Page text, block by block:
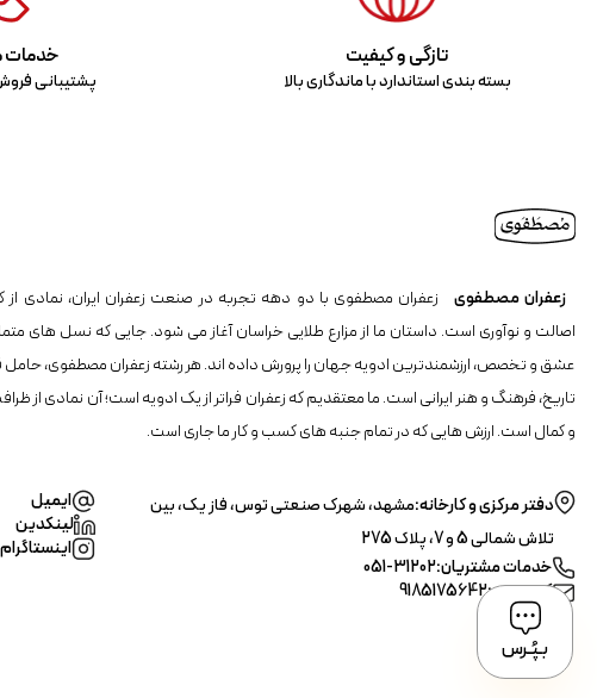
تازگی و کیفیت
بسته بندی استاندارد با ماندگاری بالا
خدمات
پشتیبانی
زعفران مصطفوی
زعفران مصطفوی با دو دهه تجربه در صنعت زعفران ایران، نمادی از
اصالت و نوآوری است. داستان ما از مزارع طلایی خراسان آغاز می شود. جایی که نسل های
عشق و تخصص، ارزشمندترین ادویه جهان را پرورش داده اند. هر رشته زعفران مصطفوی، حامل
تاریخ، فرهنگ و هنر ایرانی است. ما معتقدیم که زعفران فراتر از یک ادویه است؛ آن نمادی از
و کمال است. ارزش هایی که در تمام جنبه های کسب و کار ما جاری است.
دفتر مرکزی و کارخانه:مشهد، شهرک صنعتی توس، فاز یک، بین
تلاش شمالی 5 و 7، پلاک 275
خدمات مشتریان:31202-051
کد پستی:9185175642
ایمیل
لینکدین
اینستاگرام
بـپُـرس